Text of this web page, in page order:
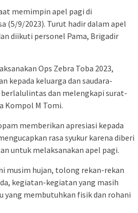
memimpin apel pagi di
(5/9/2023). Turut hadir dalam apel
diikuti personel Pama, Brigadir
Ops Zebra Toba 2023,
kepada keluarga dan saudara-
dan melengkapi surat-
Kompol M Tomi.
memberikan apresiasi kepada
rasa syukur karena diberi
untuk melaksanakan apel pagi.
musim hujan, tolong rekan-rekan
kegiatan-kegiatan yang masih
yang membutuhkan fisik dan rohani